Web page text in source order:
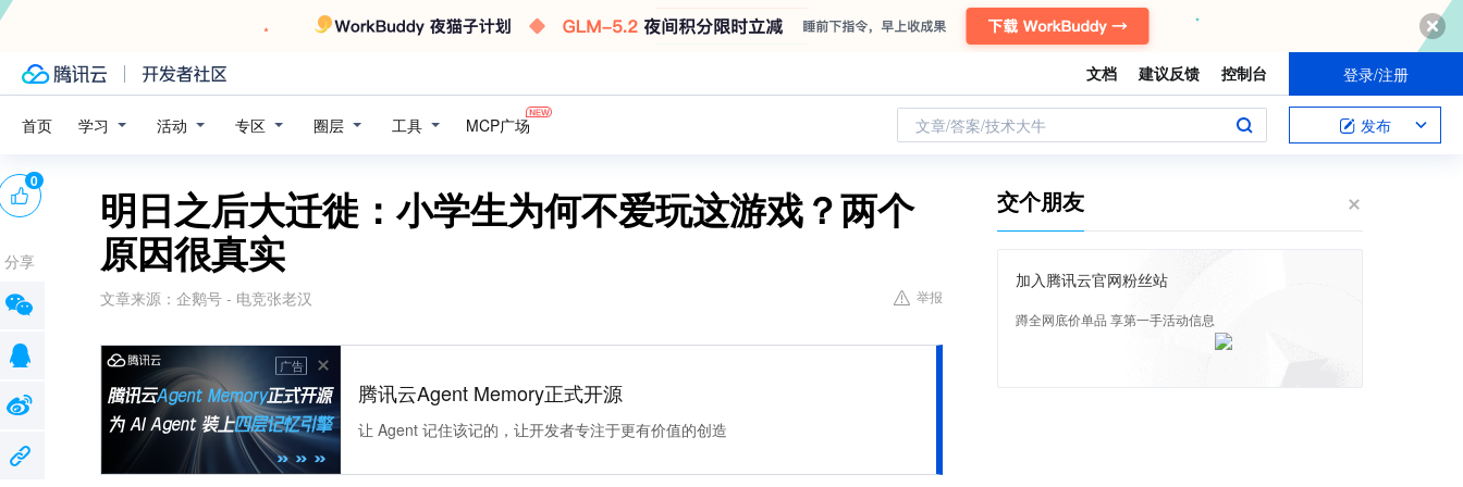
文档 建议反馈 控制台 登录/注册
首页 学习 活动 专区 圈层 工具 MCP广场 文章/答案/技术大牛 发布
明日之后大迁徙：小学生为何不爱玩这游戏？两个
原因很真实
文章来源： 企鹅号 - 电竞张老汉 举报
广告
腾讯云Agent Memory正式开源
让 Agent 记住该记的，让开发者专注于更有价值的创造
0
分享
交个朋友
加入腾讯云官网粉丝站
蹲全网底价单品 享第一手活动信息